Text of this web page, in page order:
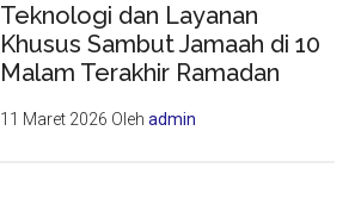
Teknologi dan Layanan
Khusus Sambut Jamaah di 10
Malam Terakhir Ramadan
11 Maret 2026 Olehadmin